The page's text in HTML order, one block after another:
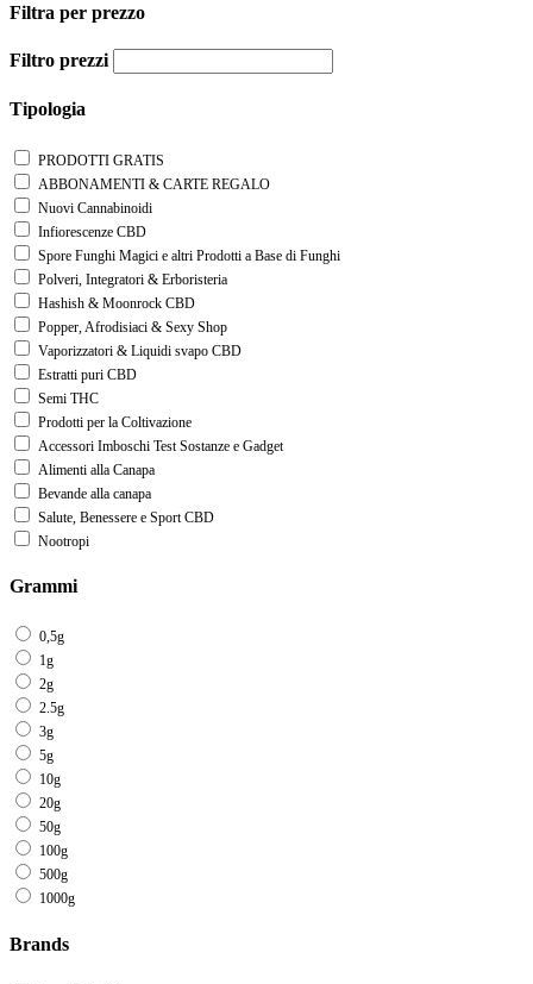
Filtra per prezzo
Filtro prezzi
Tipologia
PRODOTTI GRATIS
ABBONAMENTI & CARTE REGALO
Nuovi Cannabinoidi
Infiorescenze CBD
Spore Funghi Magici e altri Prodotti a Base di Funghi
Polveri, Integratori & Erboristeria
Hashish & Moonrock CBD
Popper, Afrodisiaci & Sexy Shop
Vaporizzatori & Liquidi svapo CBD
Estratti puri CBD
Semi THC
Prodotti per la Coltivazione
Accessori Imboschi Test Sostanze e Gadget
Alimenti alla Canapa
Bevande alla canapa
Salute, Benessere e Sport CBD
Nootropi
Grammi
0,5g
1g
2g
2.5g
3g
5g
10g
20g
50g
100g
500g
1000g
Brands